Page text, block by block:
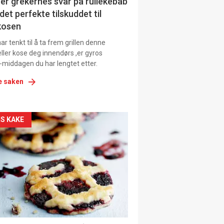
perfekte tilskuddet til
tenkt til å ta frem grillen denne
kose deg innendørs ,er gyros
du har lengtet etter.
saken
KAKE